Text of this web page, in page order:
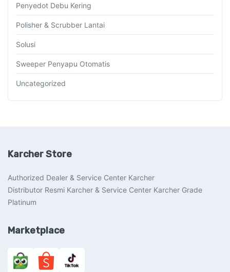
Penyedot Debu Kering
Polisher & Scrubber Lantai
Solusi
Sweeper Penyapu Otomatis
Uncategorized
Karcher Store
Authorized Dealer & Service Center Karcher
Distributor Resmi Karcher & Service Center Karcher Grade
Platinum
Marketplace